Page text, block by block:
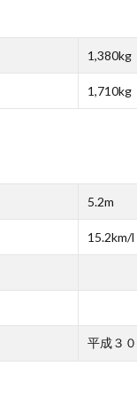
1,380kg
1,710kg
5.2m
15.2km/l
平成３